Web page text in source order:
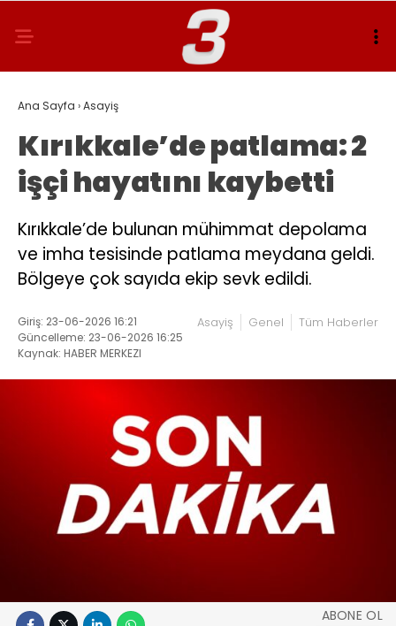
Ana Sayfa ›Asayiş
Kırıkkale’de patlama: 2
işçi hayatını kaybetti
Kırıkkale’de bulunan mühimmat depolama
ve imha tesisinde patlama meydana geldi.
Bölgeye çok sayıda ekip sevk edildi.
Giriş: 23-06-2026 16:21
Güncelleme: 23-06-2026 16:25
Kaynak: HABER MERKEZI
Asayiş Genel Tüm Haberler
ABONE OL